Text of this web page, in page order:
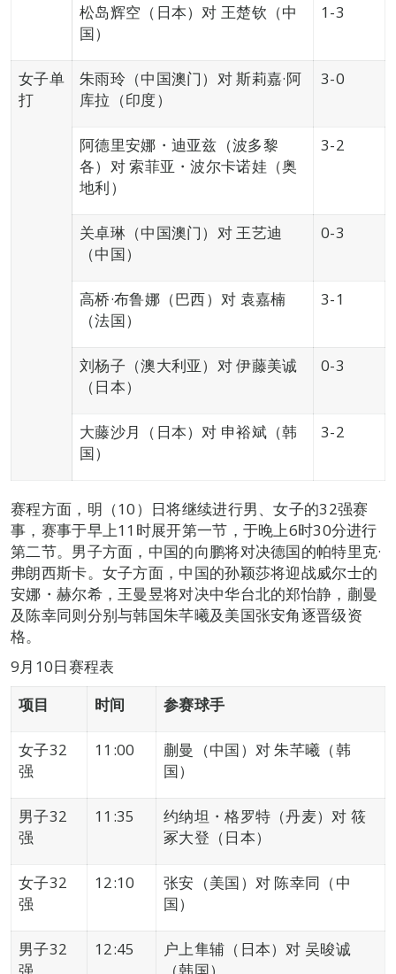
松岛辉空（日本）对 王楚钦（中
国）
1-3
女子单
打
朱雨玲（中国澳门）对 斯莉嘉·阿
库拉（印度）
3-0
阿德里安娜・迪亚兹（波多黎
各）对 索菲亚・波尔卡诺娃（奥
地利）
3-2
关卓琳（中国澳门）对 王艺迪
（中国）
0-3
高桥·布鲁娜（巴西）对 袁嘉楠
（法国）
3-1
刘杨子（澳大利亚）对 伊藤美诚
（日本）
0-3
大藤沙月（日本）对 申裕斌（韩
国）
3-2
赛程方面，明（10）日将继续进行男、女子的32强赛
事，赛事于早上11时展开第一节，于晚上6时30分进行
第二节。男子方面，中国的向鹏将对决德国的帕特里克·
弗朗西斯卡。女子方面，中国的孙颖莎将迎战威尔士的
安娜・赫尔希，王曼昱将对决中华台北的郑怡静，蒯曼
及陈幸同则分别与韩国朱芊曦及美国张安角逐晋级资
格。
9月10日赛程表
项目
时间 参赛球手
女子32
强
11:00
蒯曼（中国）对 朱芊曦（韩
国）
男子32
强
11:35
约纳坦・格罗特（丹麦）对 筱
冢大登（日本）
女子32
强
12:10
张安（美国）对 陈幸同（中
国）
男子32
强
12:45
户上隼辅（日本）对 吴晙诚
（韩国）